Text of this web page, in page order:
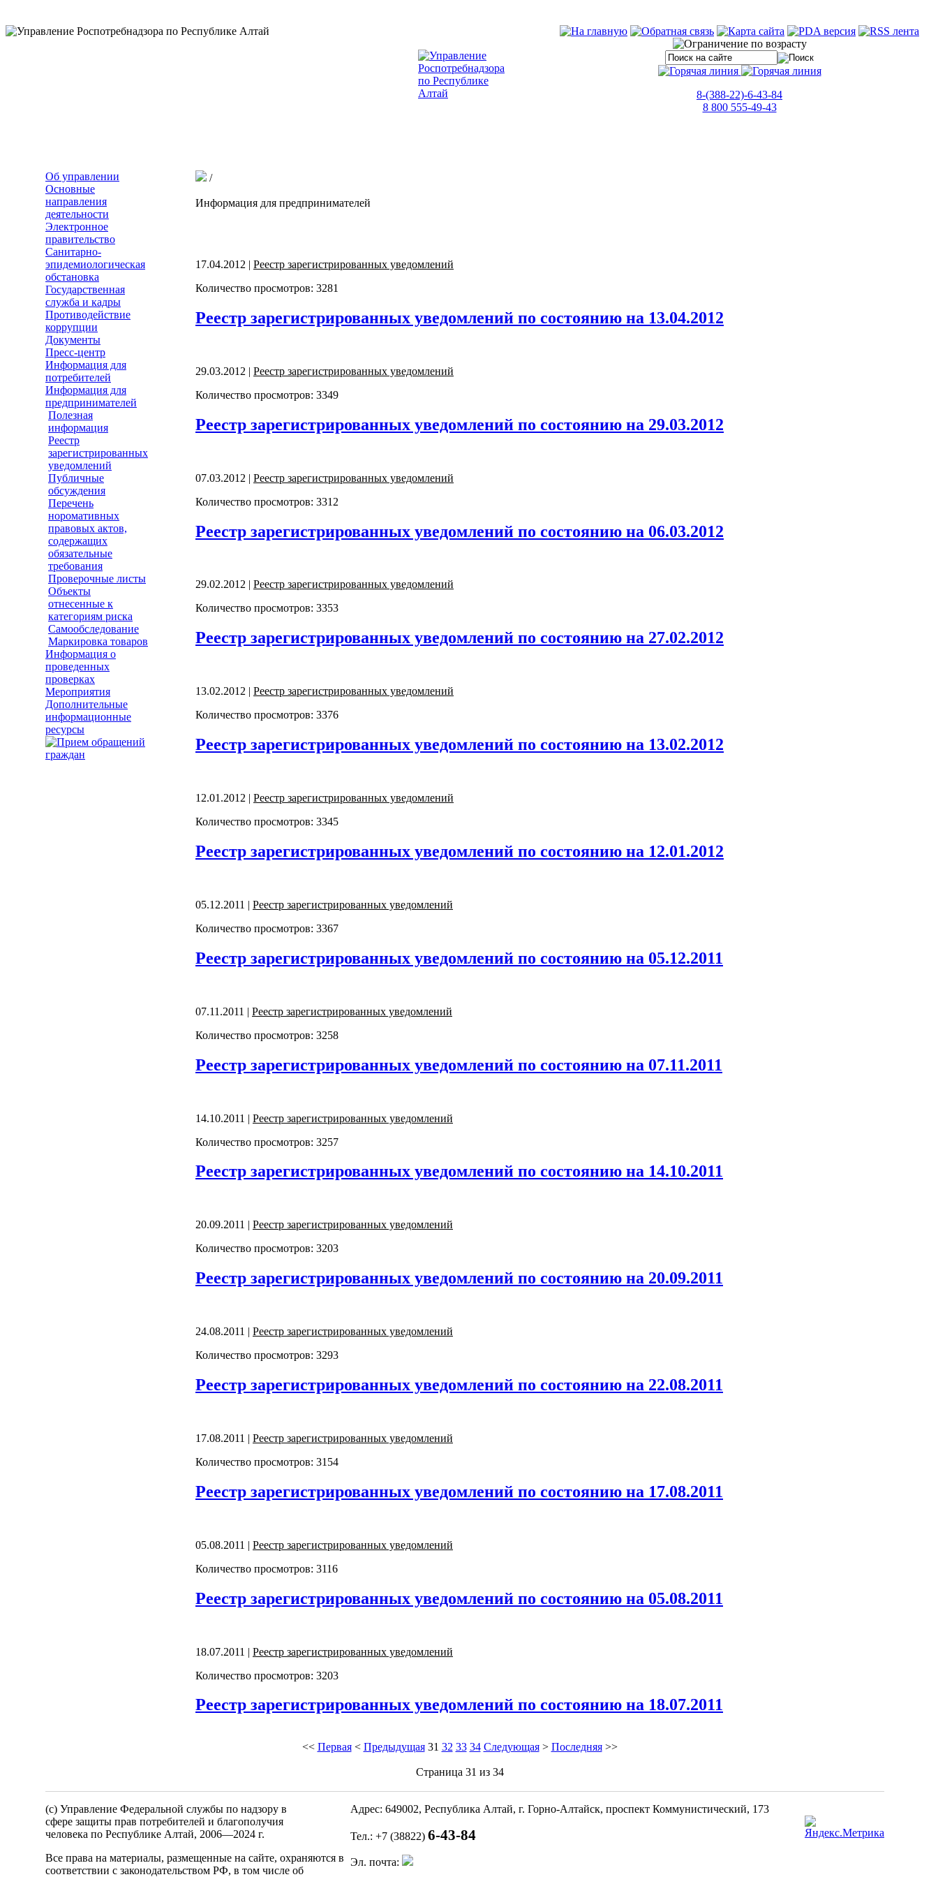
8-(388-22)-6-43-84
8 800 555-49-43
Об управлении
Основные
направления
деятельности
Электронное
правительство
Санитарно-
эпидемиологическая
обстановка
Государственная
служба и кадры
Противодействие
коррупции
Документы
Пресс-центр
Информация для
потребителей
Информация для
предпринимателей
Полезная
информация
Реестр
зарегистрированных
уведомлений
Публичные
обсуждения
Перечень
норомативных
правовых актов,
содержащих
обязательные
требования
Проверочные листы
Объекты
отнесенные к
категориям риска
Самообследование
Маркировка товаров
Информация о
проведенных
проверках
Мероприятия
Дополнительные
информационные
ресурсы
/
Информация для предпринимателей
17.04.2012 | Реестр зарегистрированных уведомлений
Количество просмотров: 3281
Реестр зарегистрированных уведомлений по состоянию на 13.04.2012
29.03.2012 | Реестр зарегистрированных уведомлений
Количество просмотров: 3349
Реестр зарегистрированных уведомлений по состоянию на 29.03.2012
07.03.2012 | Реестр зарегистрированных уведомлений
Количество просмотров: 3312
Реестр зарегистрированных уведомлений по состоянию на 06.03.2012
29.02.2012 | Реестр зарегистрированных уведомлений
Количество просмотров: 3353
Реестр зарегистрированных уведомлений по состоянию на 27.02.2012
13.02.2012 | Реестр зарегистрированных уведомлений
Количество просмотров: 3376
Реестр зарегистрированных уведомлений по состоянию на 13.02.2012
12.01.2012 | Реестр зарегистрированных уведомлений
Количество просмотров: 3345
Реестр зарегистрированных уведомлений по состоянию на 12.01.2012
05.12.2011 | Реестр зарегистрированных уведомлений
Количество просмотров: 3367
Реестр зарегистрированных уведомлений по состоянию на 05.12.2011
07.11.2011 | Реестр зарегистрированных уведомлений
Количество просмотров: 3258
Реестр зарегистрированных уведомлений по состоянию на 07.11.2011
14.10.2011 | Реестр зарегистрированных уведомлений
Количество просмотров: 3257
Реестр зарегистрированных уведомлений по состоянию на 14.10.2011
20.09.2011 | Реестр зарегистрированных уведомлений
Количество просмотров: 3203
Реестр зарегистрированных уведомлений по состоянию на 20.09.2011
24.08.2011 | Реестр зарегистрированных уведомлений
Количество просмотров: 3293
Реестр зарегистрированных уведомлений по состоянию на 22.08.2011
17.08.2011 | Реестр зарегистрированных уведомлений
Количество просмотров: 3154
Реестр зарегистрированных уведомлений по состоянию на 17.08.2011
05.08.2011 | Реестр зарегистрированных уведомлений
Количество просмотров: 3116
Реестр зарегистрированных уведомлений по состоянию на 05.08.2011
18.07.2011 | Реестр зарегистрированных уведомлений
Количество просмотров: 3203
Реестр зарегистрированных уведомлений по состоянию на 18.07.2011
<< Первая< Предыдущая 31 32 33 34 Следующая> Последняя>>
Страница 31 из 34
(c) Управление Федеральной службы по надзору в
сфере защиты прав потребителей и благополучия
человека по Республике Алтай, 2006—2024 г.
Все права на материалы, размещенные на сайте, охраняются в
соответствии с законодательством РФ, в том числе об
Адрес: 649002, Республика Алтай, г. Горно-Алтайск, проспект Коммунистический, 173
Тел.: +7 (38822) 6-43-84
Эл. почта: